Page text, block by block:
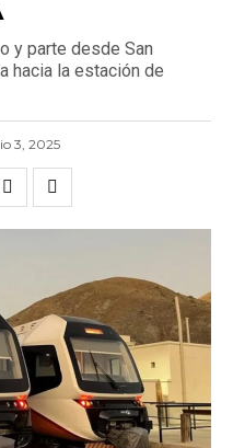
y parte desde San
hacia la estación de
3, 2025